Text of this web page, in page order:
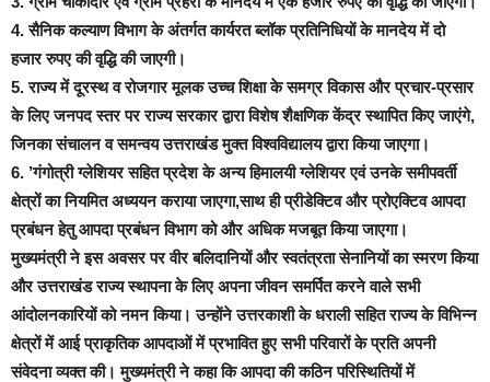
4. सैनिक कल्याण विभाग के अंतर्गत कार्यरत ब्लॉक प्रतिनिधियों के मानदेय में दो
हजार रुपए की वृद्धि की जाएगी।
5. राज्य में दूरस्थ व रोजगार मूलक उच्च शिक्षा के समग्र विकास और प्रचार-प्रसार
के लिए जनपद स्तर पर राज्य सरकार द्वारा विशेष शैक्षणिक केंद्र स्थापित किए जाएंगे,
जिनका संचालन व समन्वय उत्तराखंड मुक्त विश्वविद्यालय द्वारा किया जाएगा।
6. ’गंगोत्री ग्लेशियर सहित प्रदेश के अन्य हिमालयी ग्लेशियर एवं उनके समीपवर्ती
क्षेत्रों का नियमित अध्ययन कराया जाएगा,साथ ही प्रीडेक्टिव और प्रोएक्टिव आपदा
प्रबंधन हेतु आपदा प्रबंधन विभाग को और अधिक मजबूत किया जाएगा।
मुख्यमंत्री ने इस अवसर पर वीर बलिदानियों और स्वतंत्रता सेनानियों का स्मरण किया
और उत्तराखंड राज्य स्थापना के लिए अपना जीवन समर्पित करने वाले सभी
आंदोलनकारियों को नमन किया। उन्होंने उत्तरकाशी के धराली सहित राज्य के विभिन्न
क्षेत्रों में आई प्राकृतिक आपदाओं में प्रभावित हुए सभी परिवारों के प्रति अपनी
संवेदना व्यक्त की। मुख्यमंत्री ने कहा कि आपदा की कठिन परिस्थितियों में